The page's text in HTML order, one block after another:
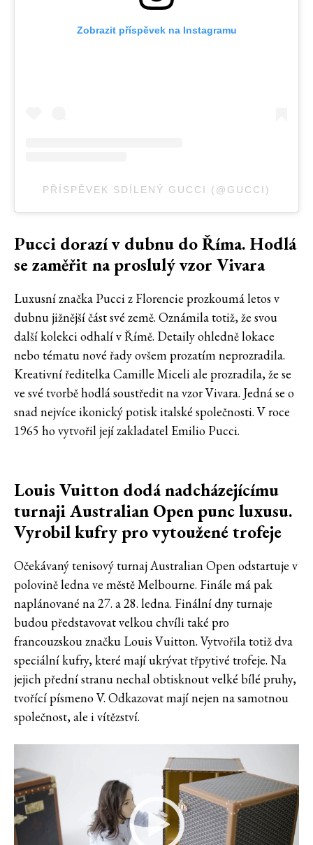
Zobrazit příspěvek na Instagramu
PŘÍSPĚVEK SDÍLENÝ GUCCI (@GUCCI)
Pucci dorazí v dubnu do Říma. Hodlá
se zaměřit na proslulý vzor Vivara
Luxusní značka Pucci z Florencie prozkoumá letos v
dubnu jižnější část své země. Oznámila totiž, že svou
další kolekci odhalí v Římě. Detaily ohledně lokace
nebo tématu nové řady ovšem prozatím neprozradila.
Kreativní ředitelka Camille Miceli ale prozradila, že se
ve své tvorbě hodlá soustředit na vzor Vivara. Jedná se o
snad nejvíce ikonický potisk italské společnosti. V roce
1965 ho vytvořil její zakladatel Emilio Pucci.
Louis Vuitton dodá nadcházejícímu
turnaji Australian Open punc luxusu.
Vyrobil kufry pro vytoužené trofeje
Očekávaný tenisový turnaj Australian Open odstartuje v
polovině ledna ve městě Melbourne. Finále má pak
naplánované na 27. a 28. ledna. Finální dny turnaje
budou představovat velkou chvíli také pro
francouzskou značku Louis Vuitton. Vytvořila totiž dva
speciální kufry, které mají ukrývat třpytivé trofeje. Na
jejich přední stranu nechal obtisknout velké bílé pruhy,
tvořící písmeno V. Odkazovat mají nejen na samotnou
společnost, ale i vítězství.